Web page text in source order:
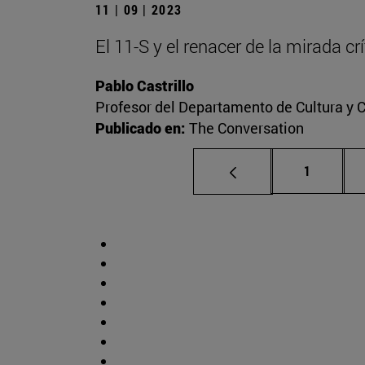
11 | 09 | 2023
El 11-S y el renacer de la mirada
Pablo Castrillo
Profesor del Departamento de Cultura y
Publicado en: The Conversation
Página
1